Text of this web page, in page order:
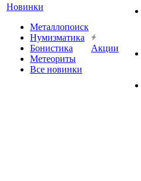
Новинки
Металлопоиск
Нумизматика
Бонистика
Метеориты
Все новинки
Акции